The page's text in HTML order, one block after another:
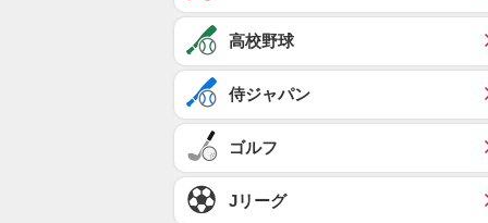
高校野球
侍ジャパン
ゴルフ
Jリーグ